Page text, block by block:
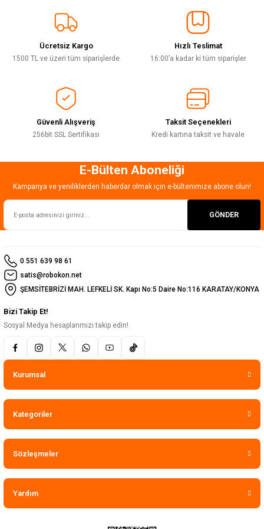
Ürün resmi kalitesiz, bozuk veya görüntülenemiyor.
Ürün açıklamasında eksik bilgiler bulunuyor.
Ürün bilgilerinde hatalar bulunuyor.
Bu ürüne benzer farklı alternatifler olmalı.
Gönder
Deneyimini Paylaş
Ücretsiz Kargo
1500 TL ve üzeri tüm siparişlerde
Hızlı Teslimat
16:00’a kadar ki tüm siparişler
Güvenli Alışveriş
256bit SSL Sertifikası
Taksit Seçenekleri
Kredi kartına taksit ve havale
E-Bülten Aboneliği
Kampanya ve yeniliklerden haberdar olmak için e-bültenimize abone olun!
GÖNDER
0 551 639 98 61
satis@robokon.net
ŞEMSİTEBRİZİ MAH. LEFKELİ SK. Kapı No:5 Daire No:116 KARATAY/KONYA
Bizi Takip Et!
Sosyal Medya hesaplarımızı takip edin!
Kurumsal
Kategoriler
Sözleşmeler
Yardım